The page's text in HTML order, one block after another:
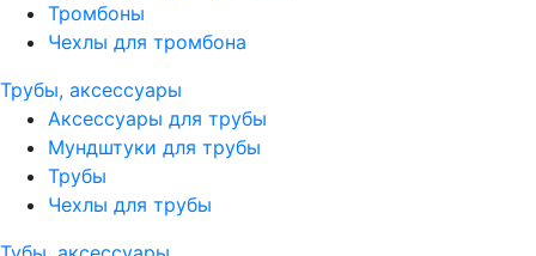
Тромбоны
Чехлы для тромбона
Трубы, аксессуары
Аксессуары для трубы
Мундштуки для трубы
Трубы
Чехлы для трубы